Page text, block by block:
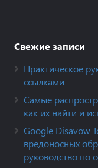
Свежие записи
Практическое
ссылками
Самые
как их найти и
Google Disavow
вредоносных
руководство по